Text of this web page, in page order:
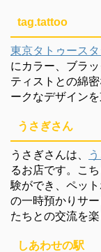
tag.tattoo
東京タトゥース
にカラー、ブラ
ティストとの綿
ークなデザインを
うさぎさん
うさぎさんは、
るお店です。こ
験ができ、ペッ
の一時預かりサ
たちとの交流を
しあわせの駅